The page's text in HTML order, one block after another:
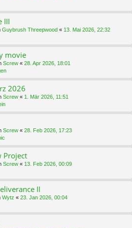
III
Guybrush Threepwood « 13. Mai 2026, 22:32
movie
Screw « 28. Apr 2026, 18:01
2026
Screw « 1. Mär 2026, 11:51
Screw « 28. Feb 2026, 17:23
Project
Screw « 13. Feb 2026, 00:09
II
Wytz « 23. Jan 2026, 00:04